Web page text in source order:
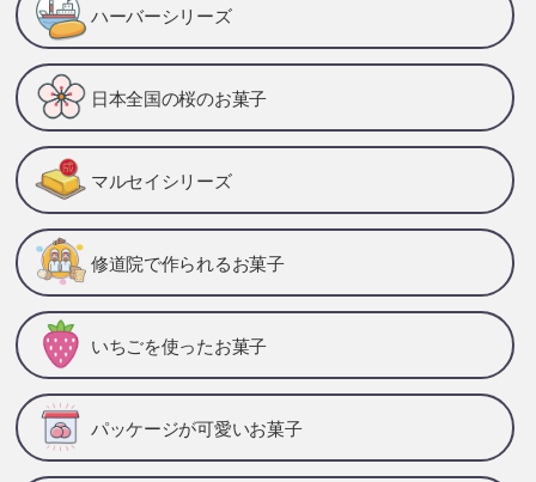
ハーバーシリーズ
日本全国の桜のお菓子
マルセイシリーズ
修道院で作られるお菓子
いちごを使ったお菓子
パッケージが可愛いお菓子